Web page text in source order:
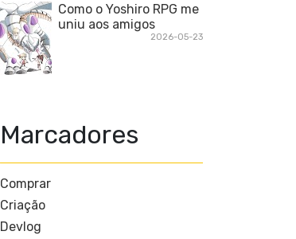
Como o Yoshiro RPG me
uniu aos amigos
2026-05-23
Marcadores
Comprar
Criação
Devlog